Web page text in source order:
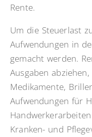
Rente.
Um die Steuerlast
Aufwendungen in
gemacht werden.
Ausgaben
Medikamente,
Aufwendungen für
Kranken- und